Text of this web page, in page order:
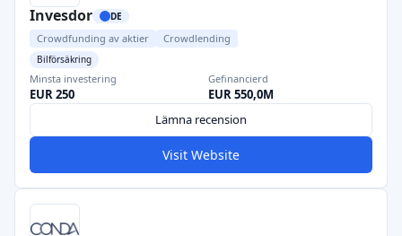
Invesdor DE
Crowdfunding av aktier Crowdlending
Bilförsäkring
Minsta investering
EUR 250
Gefinancierd
EUR 550,0M
Lämna recension
Visit Website